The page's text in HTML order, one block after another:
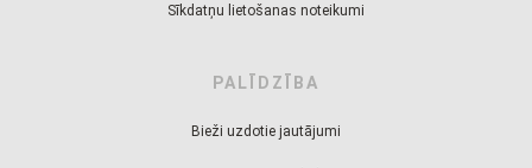
Sīkdatņu lietošanas noteikumi
PALĪDZĪBA
Bieži uzdotie jautājumi